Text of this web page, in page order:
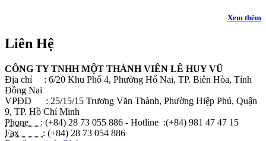
Xem thêm
Liên Hệ
CÔNG TY TNHH MỘT THÀNH VIÊN LÊ HUY VŨ
Địa chỉ : 6/20 Khu Phố 4, Phường Hố Nai, TP. Biên Hòa, Tỉnh
Đồng Nai
VPĐD : 25/15/15 Trương Văn Thành, Phường Hiệp Phú, Quận
9, TP. Hồ Chí Minh
Phone : (+84) 28 73 055 886 - Hotline :(+84) 981 47 47 15
Fax : (+84) 28 73 054 886